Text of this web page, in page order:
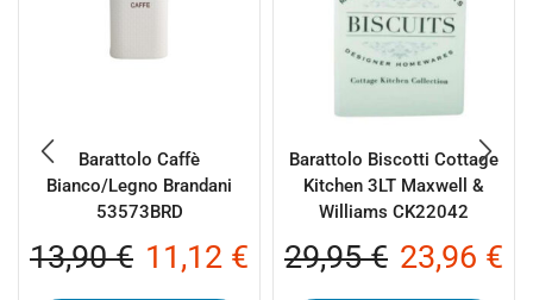
Barattolo Caffè
Bianco/Legno Brandani
53573BRD
13,90€ 11,12 €
Barattolo Biscotti Cottage
Kitchen 3LT Maxwell &
Williams CK22042
29,95€ 23,96 €